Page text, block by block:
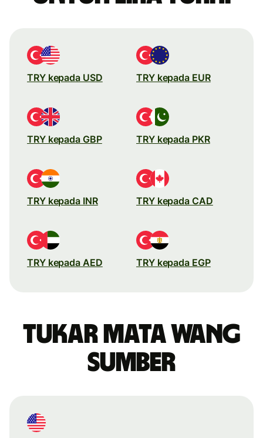
TRY kepada USD TRY kepada EUR
TRY kepada GBP TRY kepada PKR
TRY kepada INR TRY kepada CAD
TRY kepada AED TRY kepada EGP
Tukar mata wang
sumber